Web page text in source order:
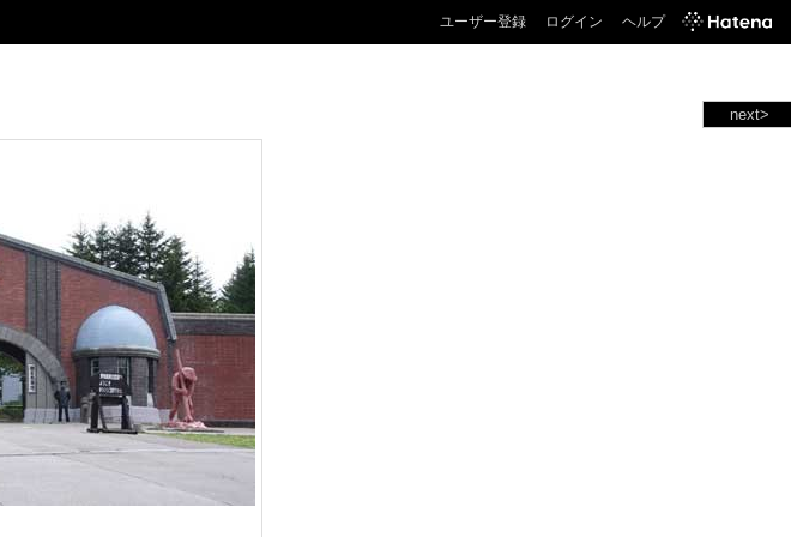
ユーザー登録 ログイン ヘルプ
next>